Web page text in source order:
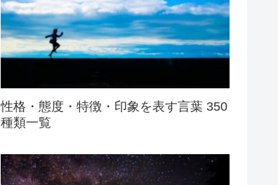
性格・態度・特徴・印象を表す言葉 350
種類一覧